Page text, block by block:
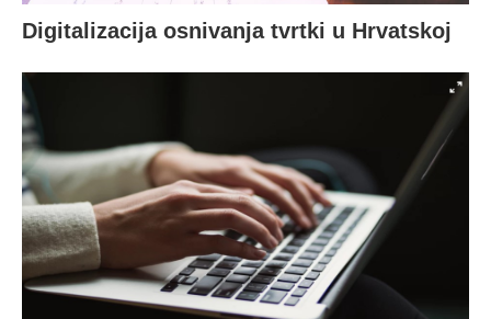
Digitalizacija osnivanja tvrtki u Hrvatskoj